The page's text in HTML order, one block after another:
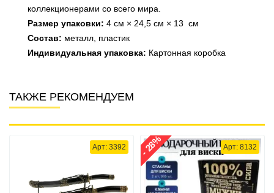
коллекционерами со всего мира.
Размер упаковки: 4 см × 24,5 см × 13 см
Состав: металл, пластик
Индивидуальная упаковка: Картонная коробка
ТАКЖЕ РЕКОМЕНДУЕМ
Арт: 3392 Арт: 8132
- 28%